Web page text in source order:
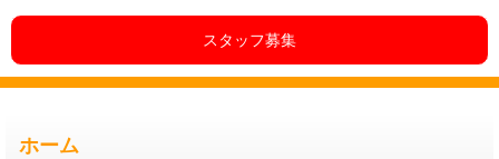
スタッフ募集
ホーム